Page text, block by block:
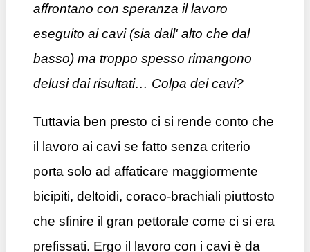
affrontano con speranza il lavoro
eseguito ai cavi (sia dall' alto che dal
basso) ma troppo spesso rimangono
delusi dai risultati… Colpa dei cavi?
Tuttavia ben presto ci si rende conto che
il lavoro ai cavi se fatto senza criterio
porta solo ad affaticare maggiormente
bicipiti, deltoidi, coraco-brachiali piuttosto
che sfinire il gran pettorale come ci si era
prefissati. Ergo il lavoro con i cavi è da